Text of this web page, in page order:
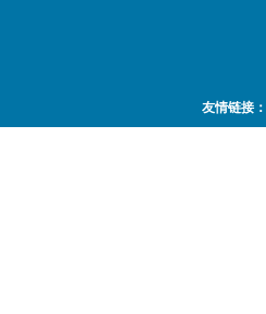
友情链接：